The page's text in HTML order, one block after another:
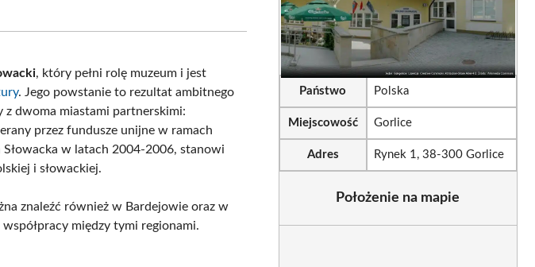
(Twitter)
, który pełni rolę muzeum i jest
. Jego powstanie to rezultat ambitnego
dwoma miastami partnerskimi:
przez fundusze unijne w ramach
Słowacka w latach 2004-2006, stanowi
i słowackiej.
znaleźć również w Bardejowie oraz w
między tymi regionami.
Państwo Polska
Miejscowość Gorlice
Adres Rynek 1, 38-300 Gorlice
Położenie na mapie